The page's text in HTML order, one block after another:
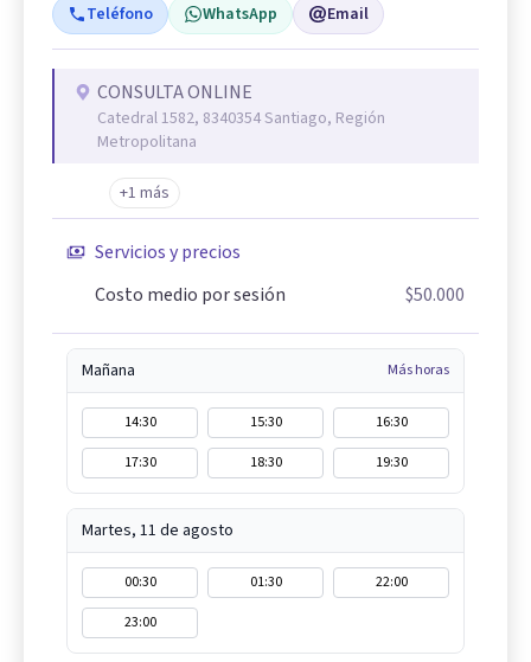
Teléfono WhatsApp Email
CONSULTA ONLINE
Catedral 1582, 8340354 Santiago, Región
Metropolitana
+1 más
Servicios y precios
Costo medio por sesión
$50.000
Mañana Más horas
14:30 15:30
16:30
17:30
18:30 19:30
Martes, 11 de agosto
00:30 01:30
22:00
23:00